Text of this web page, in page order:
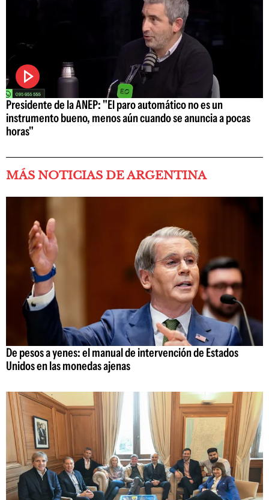
Presidente de la ANEP: "El paro automático no es un
instrumento bueno, menos aún cuando se anuncia a pocas
horas"
MÁS NOTICIAS DE ARGENTINA
De pesos a yenes: el manual de intervención de Estados
Unidos en las monedas ajenas